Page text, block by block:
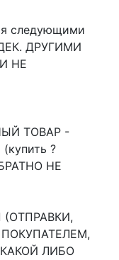
следующими
ДРУГИМИ
НЕ
ТОВАР -
?
НЕ
ЛИБО